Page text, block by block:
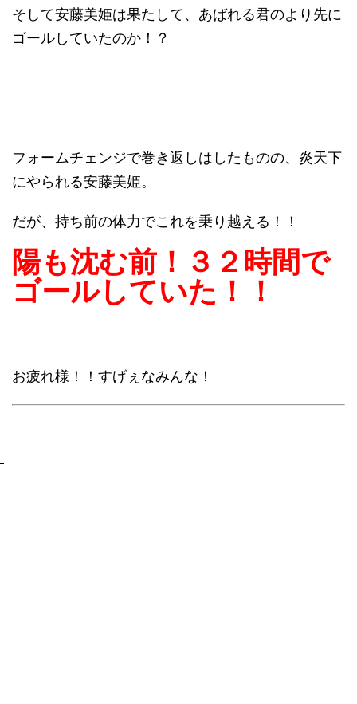
そして安藤美姫は果たして、あばれる君のより先に
ゴールしていたのか！？
フォームチェンジで巻き返しはしたものの、炎天下
にやられる安藤美姫。
だが、持ち前の体力でこれを乗り越える！！
陽も沈む前！３２時間で
ゴールしていた！！
お疲れ様！！すげぇなみんな！